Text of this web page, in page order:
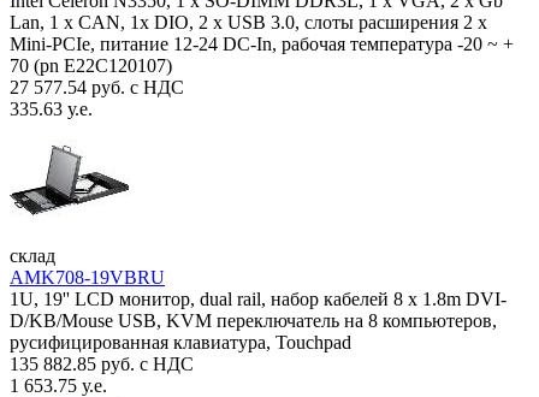
Lan, 1 х CAN, 1x DIO, 2 х USB 3.0, слоты расширения 2 x
Mini-PCIe, питание 12-24 DC-In, рабочая температура -20 ~ +
70 (pn E22C120107)
27 577.54 руб. с НДС
335.63 у.е.
склад
AMK708-19VBRU
1U, 19'' LCD монитор, dual rail, набор кабелей 8 x 1.8m DVI-
D/KB/Mouse USB, KVM переключатель на 8 компьютеров,
русифицированная клавиатура, Touchpad
135 882.85 руб. с НДС
1 653.75 у.е.